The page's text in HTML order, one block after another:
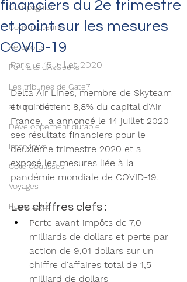
Compagnies
Constructeurs
Aéroports
Portraits d'AvGeeks
Les tribunes de Gate7
album photo
Développement durable
Interviews
Coté Coulisses
Voyages
Reportages
financiers du 2e trimestre
et point sur les mesures
COVID-19
Paris le 15 juillet 2020
Delta Air Lines, membre de Skyteam
et qui détient 8,8% du capital d'Air
France,  a annoncé le 14 juillet 2020
ses résultats financiers pour le
deuxième trimestre 2020 et a
exposé les mesures liée à la
pandémie mondiale de COVID-19.
Les chiffres clefs :
Perte avant impôts de 7,0
milliards de dollars et perte par
action de 9,01 dollars sur un
chiffre d'affaires total de 1,5
milliard de dollars